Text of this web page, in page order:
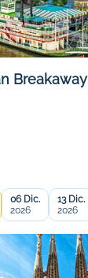
Breakaway
06 Dic.
2026
13 Dic.
2026